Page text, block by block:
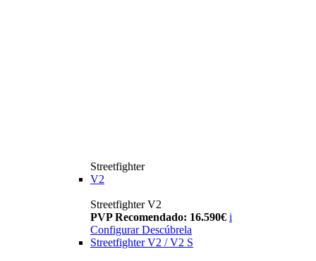
Streetfighter
V2
Streetfighter V2
PVP Recomendado: 16.590€ i
Configurar Descúbrela
Streetfighter V2 / V2 S